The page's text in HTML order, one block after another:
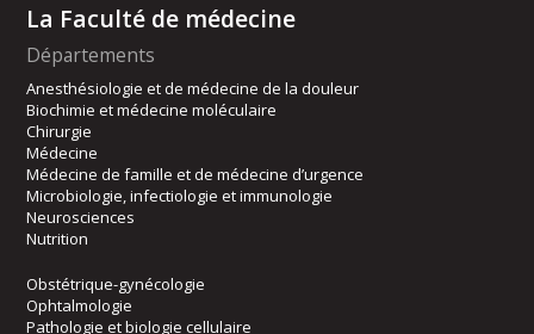
La Faculté de médecine
Départements
Anesthésiologie et de médecine de la douleur
Biochimie et médecine moléculaire
Chirurgie
Médecine
Médecine de famille et de médecine d’urgence
Microbiologie, infectiologie et immunologie
Neurosciences
Nutrition
Obstétrique-gynécologie
Ophtalmologie
Pathologie et biologie cellulaire